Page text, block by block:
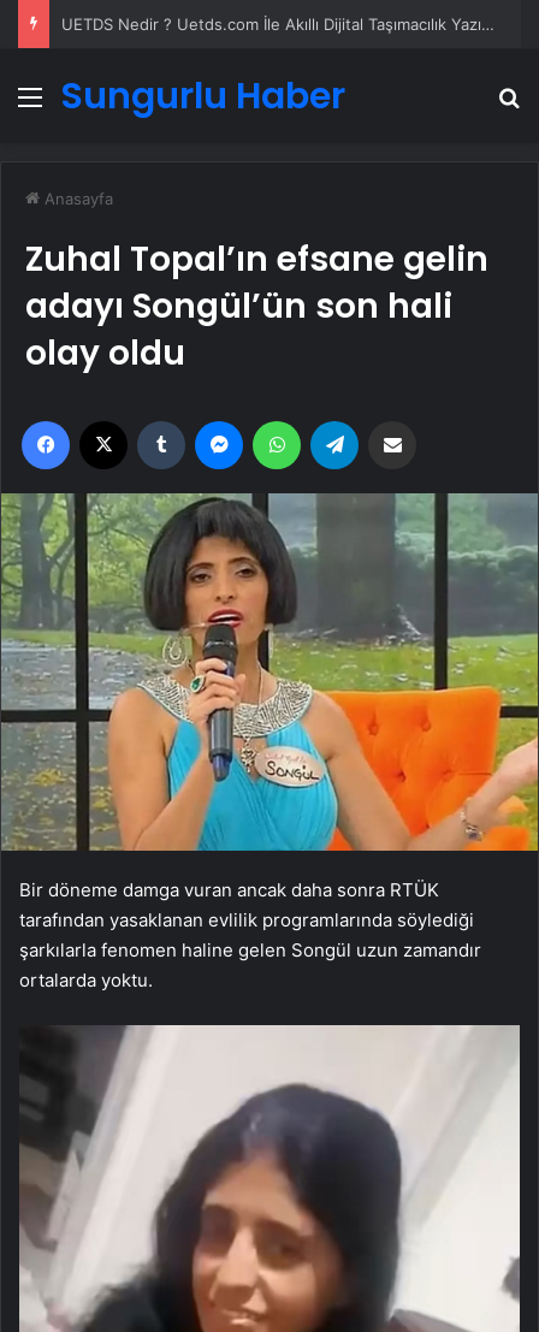
UETDS Nedir ? Uetds.com İle Akıllı Dijital Taşımacılık Yazılımı
Menü
Sungurlu Haber
Anasayfa
Zuhal Topal’ın efsane gelin
adayı Songül’ün son hali
olay oldu
Facebook Tumblr MessengerWhatsApp
Bir döneme damga vuran ancak daha sonra RTÜK
tarafından yasaklanan evlilik programlarında söylediği
şarkılarla fenomen haline gelen Songül uzun zamandır
ortalarda yoktu.